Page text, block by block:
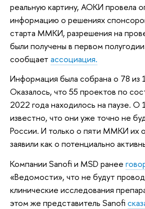
реальную картину, АОКИ провела
информацию о решениях
старта ММКИ, разрешения на
были получены в первом
сообщает ассоциация.
Информация была собрана о 78
Оказалось, что 55 проектов по
2022 года находилось на паузе.
известно, что они уже точно не
России. И только о пяти ММКИ их
заявили как о потенциально
Компании Sanofi и MSD ранее
«Ведомости», что не будут
клинические исследования
этом же представитель Sanofi